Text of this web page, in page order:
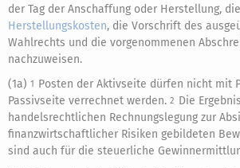
der Tag der Anschaffung oder Herstellung,
Herstellungskosten, die Vorschrift des
Wahlrechts und die vorgenommenen
nachzuweisen.
(1a) 1 Posten der Aktivseite dürfen nicht mit
Passivseite verrechnet werden. 2 Die
handelsrechtlichen Rechnungslegung zur
finanzwirtschaftlicher Risiken gebildeten
sind auch für die steuerliche